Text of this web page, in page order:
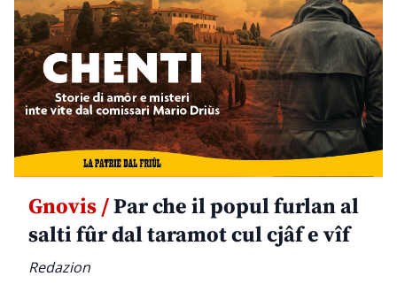
Gnovis /Par che il popul furlan al
salti fûr dal taramot cul cjâf e vîf
Redazion